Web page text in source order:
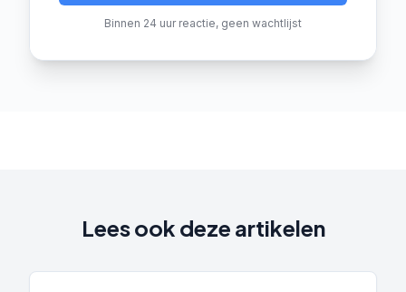
Binnen 24 uur reactie, geen wachtlijst
Lees ook deze artikelen